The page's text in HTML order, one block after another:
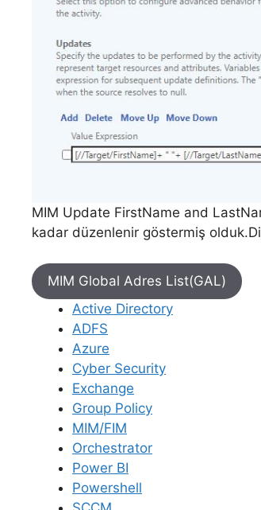
MIM Update FirstName and
kadar düzenlenir göstermiş
MIM Global Adres List(GAL)
Active Directory
ADFS
Azure
Cyber Security
Exchange
Group Policy
MIM/FIM
Orchestrator
Power BI
Powershell